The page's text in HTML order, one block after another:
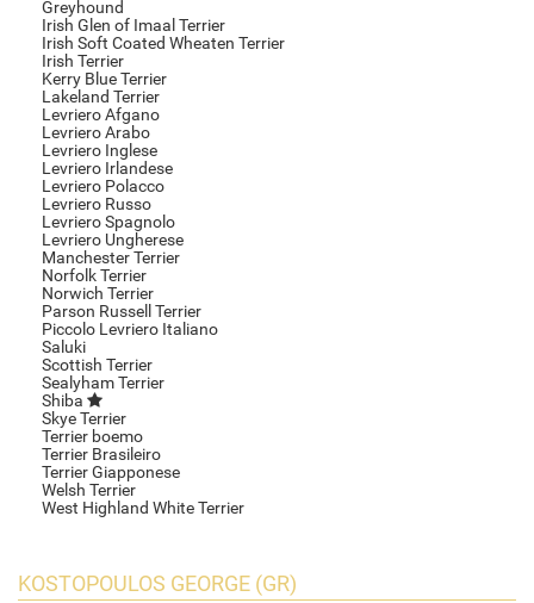
Greyhound
Irish Glen of Imaal Terrier
Irish Soft Coated Wheaten Terrier
Irish Terrier
Kerry Blue Terrier
Lakeland Terrier
Levriero Afgano
Levriero Arabo
Levriero Inglese
Levriero Irlandese
Levriero Polacco
Levriero Russo
Levriero Spagnolo
Levriero Ungherese
Manchester Terrier
Norfolk Terrier
Norwich Terrier
Parson Russell Terrier
Piccolo Levriero Italiano
Saluki
Scottish Terrier
Sealyham Terrier
Shiba
Skye Terrier
Terrier boemo
Terrier Brasileiro
Terrier Giapponese
Welsh Terrier
West Highland White Terrier
KOSTOPOULOS GEORGE (GR)